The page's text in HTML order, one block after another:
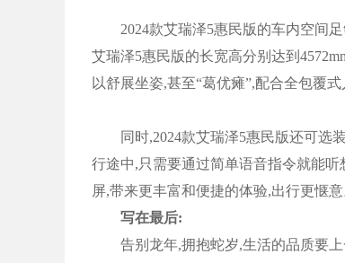
2024款艾瑞泽5惠民版的车内空间足
艾瑞泽5惠民版的长宽高分别达到
以舒展坐姿,甚至“葛优瘫”,配合全包覆
同时,2024款艾瑞泽5惠民版还可选装
行途中,只需要通过简单语音指令就能
屏,带来更丰富和便捷的体验,出行更惬意
写在最后:
告别龙年,拥抱蛇岁,生活的品质要上